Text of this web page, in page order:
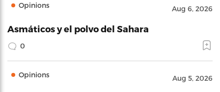
Opinions Aug 6, 2026
Asmáticos y el polvo del Sahara
0
Opinions Aug 5, 2026